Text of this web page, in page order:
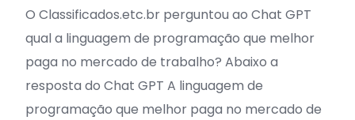
O Classificados.etc.br perguntou ao Chat GPT
qual a linguagem de programação que melhor
paga no mercado de trabalho? Abaixo a
resposta do Chat GPT A linguagem de
programação que melhor paga no mercado de